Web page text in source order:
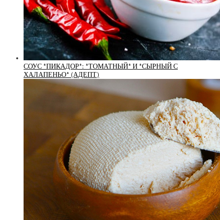
СОУС *ПИКАДОР*: *ТОМАТНЫЙ* И *СЫРНЫЙ С
ХАЛАПЕНЬО* (АДЕПТ)